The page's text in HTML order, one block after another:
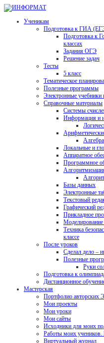
Ученикам
Подготовка к ГИА
Подготовка к
классах
Задания ОГЭ
Решение задач
Тесты
5 класс
Тематическое
Полезные программы
Электронные учебники
Справочные материалы
Системы
Информация и
Локальные и
Аппаратное
Программное
Базы данных
Электронные
Текстовый
Графический
Прикладное
Техника
классе
После уроков
Сделал дело –
Полезные
Руки
Подготовка к
Дистанционное
Мастерская
Портфолио авторских
Мои проекты
Мои уроки
Мои сайты
Исходники для моих
Работы моих учеников.
Виртуальный журнал